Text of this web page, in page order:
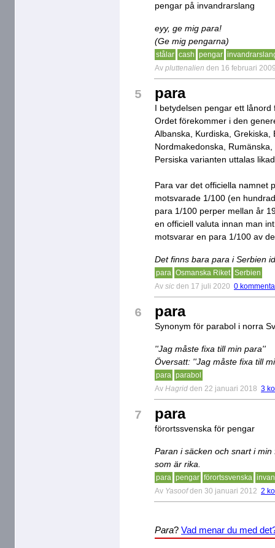
pengar på invandrarslang
eyy, ge mig para!
(Ge mig pengarna)
stålar cash pengar
Av pluttenalien den 16 februari
5 para
I betydelsen pengar ett
Ordet förekommer i den
Albanska, Kurdiska, Grekiska,
Nordmakedonska,
Persiska varianten uttalas
Para var det officiella namnet
motsvarade 1/100 (en
para 1/100 perper mellan år
en officiell valuta innan man
motsvarar en para 1/100 av
Det finns bara para i Serbien
para Osmanska Riket Serbien
Av sic den 17 juli 2020 0
6 para
Synonym för parabol i norra
''Jag måste fixa till min para''
Översatt: ''Jag måste fixa till
para parabol
Av Hagrid den 22 januari 2018 3
7 para
förortssvenska för pengar
Paran i säcken och snart i
som är rika.
para pengar förortssvenska
Av Yasoof den 30 januari 2012 2
Para? Vad menar du med